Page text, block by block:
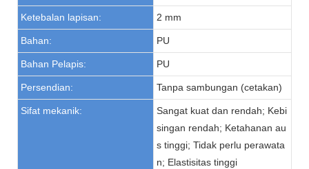
Ketebalan lapisan: 2 mm
Bahan: PU
Bahan Pelapis: PU
Persendian: Tanpa sambungan (cetakan)
Sifat mekanik:
Sangat kuat dan rendah; Kebi
singan rendah; Ketahanan au
s tinggi; Tidak perlu perawata
n; Elastisitas tinggi